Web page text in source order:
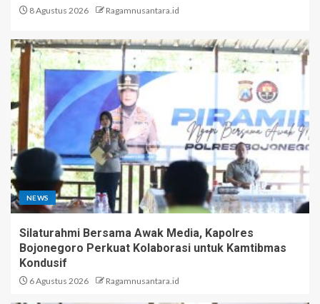
8 Agustus 2026 Ragamnusantara.id
NEWS
Silaturahmi Bersama Awak Media, Kapolres
Bojonegoro Perkuat Kolaborasi untuk Kamtibmas
Kondusif
6 Agustus 2026 Ragamnusantara.id